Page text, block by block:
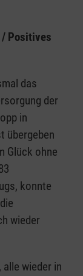
Positives
das
der
in
übergeben
Glück ohne
konnte
wieder
wieder in